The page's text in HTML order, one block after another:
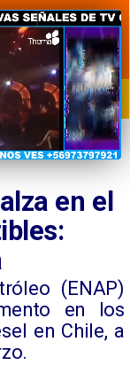
CULTURA
en el
(ENAP)
en los
en Chile, a